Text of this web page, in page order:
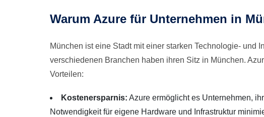
Warum Azure für Unternehmen in
München ist eine Stadt mit einer starken Technologie- und
verschiedenen Branchen haben ihren Sitz in München.
Vorteilen:
Kostenersparnis: Azure ermöglicht es Unternehmen,
Notwendigkeit für eigene Hardware und Infrastruktur